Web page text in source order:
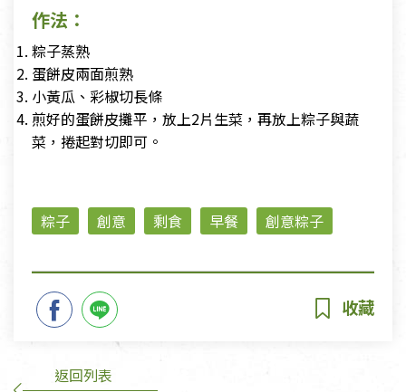
作法：
粽子蒸熟
蛋餅皮兩面煎熟
小黃瓜、彩椒切長條
煎好的蛋餅皮攤平，放上2片生菜，再放上粽子與蔬
菜，捲起對切即可。
粽子 創意 剩食 早餐 創意粽子
返回列表